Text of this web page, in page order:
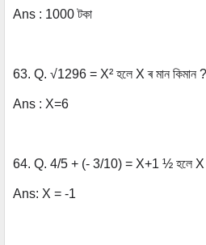
Ans : 1000 টকা
63. Q. √1296 = X² হলে X ৰ মান কিমান ?
Ans : X=6
64. Q. 4/5 + (- 3/10) = X+1 ½ হলে X
Ans: X = -1